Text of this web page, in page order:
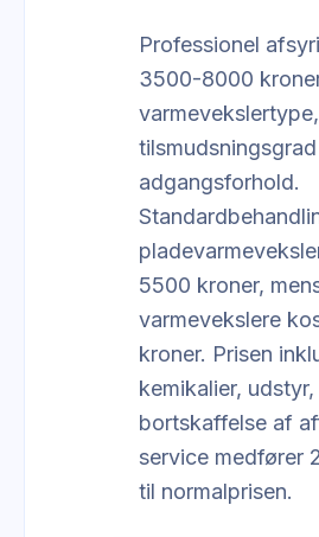
Professionel
3500-8000
varmevekslertype,
adgangsforhold.
5500 kroner,
varmevekslere
kroner. Prisen
kemikalier,
bortskaffelse af
service
til normalprisen.